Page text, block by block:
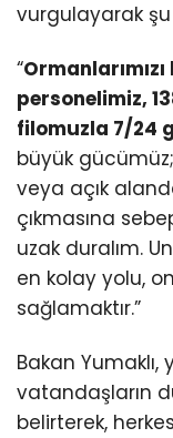
vurgulayarak
“
personelimiz,
filomuzla 7/24
büyük
veya açık
çıkmasına
uzak duralım.
en kolay yolu,
sağlamaktır.”
Bakan Yumaklı,
vatandaşların
belirterek,